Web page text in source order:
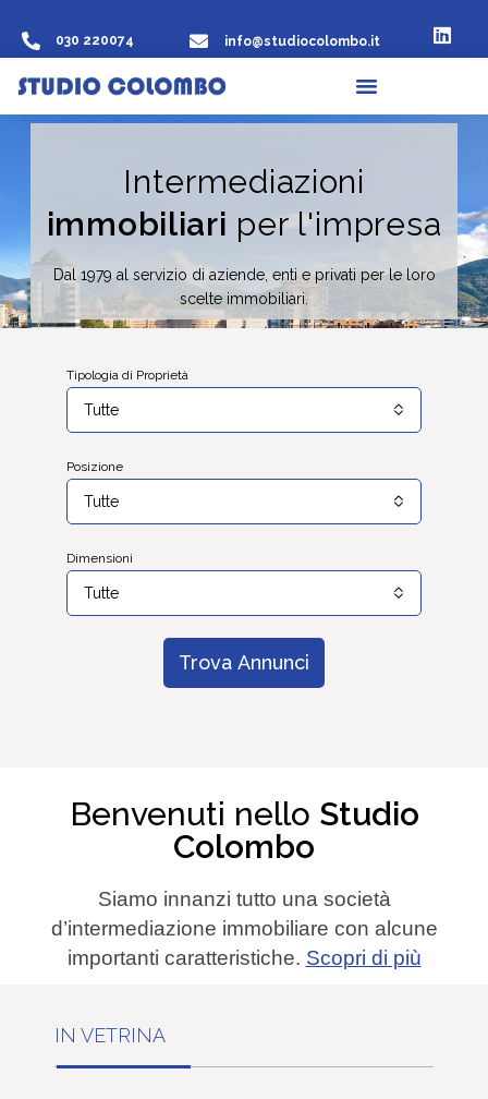
030 220074 info@studiocolombo.it
Intermediazioni
immobiliari per l'impresa
Dal 1979 al servizio di aziende, enti e privati per le loro
scelte immobiliari.
Tipologia di Proprietà
Tutte
Posizione
Tutte
Dimensioni
Tutte
Trova Annunci
Benvenuti nello Studio
Colombo
Siamo innanzi tutto una società
d’intermediazione immobiliare con alcune
importanti caratteristiche. Scopri di più
IN VETRINA